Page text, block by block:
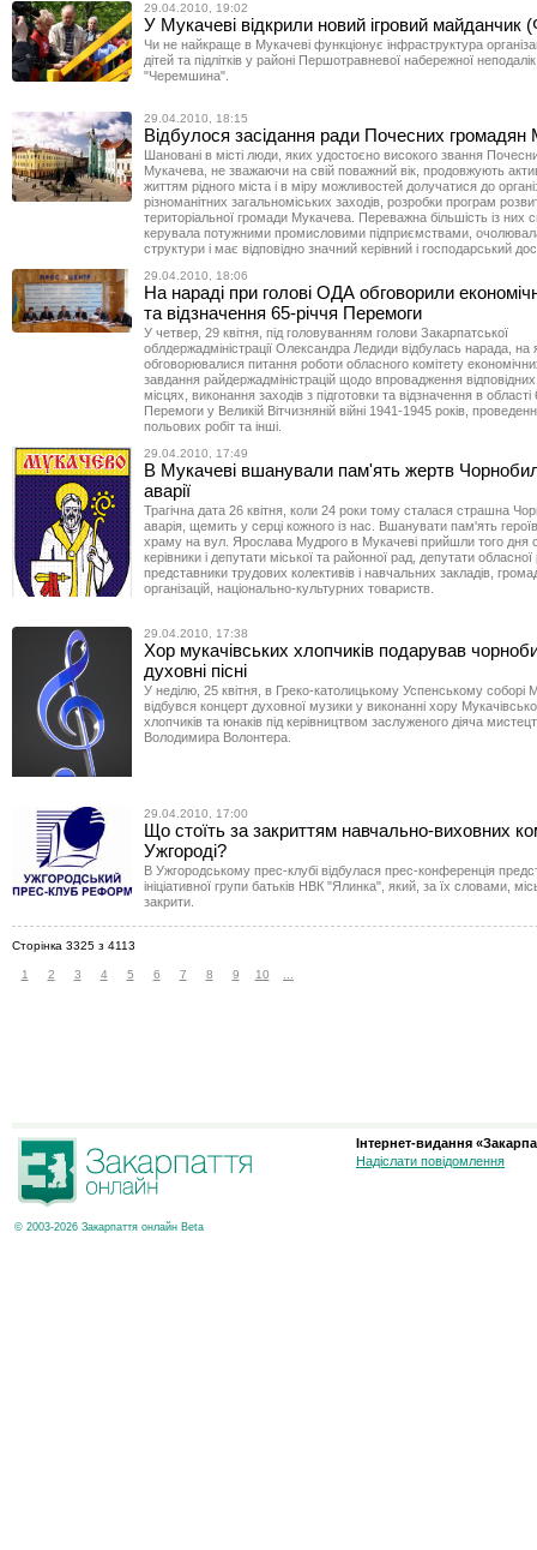
29.04.2010, 19:02
У Мукачеві відкрили новий ігровий
Чи не найкраще в Мукачеві функціонує інфраструктура
дітей та підлітків у районі Першотравневої набережної
"Черемшина".
29.04.2010, 18:15
Відбулося засідання ради Почесних громадян
Шановані в місті люди, яких удостоєно високого звання
Мукачева, не зважаючи на свій поважний вік, продовжують
життям рідного міста і в міру можливостей долучатися до
різноманітних загальноміських заходів, розробки програм
територіальної громади Мукачева. Переважна більшість із них
керувала потужними промисловими підприємствами, очолювала
структури і має відповідно значний керівний і господарський
29.04.2010, 18:06
На нараді при голові ОДА обговорили
та відзначення 65-річчя Перемоги
У четвер, 29 квітня, під головуванням голови Закарпатської
облдержадміністрації Олександра Ледиди відбулась нарада, на
обговорювалися питання роботи обласного комітету
завдання райдержадміністрацій щодо впровадження
місцях, виконання заходів з підготовки та відзначення в області
Перемоги у Великій Вітчизняній війні 1941-1945 років,
польових робіт та інші.
29.04.2010, 17:49
В Мукачеві вшанували пам'ять жертв
аварії
Трагічна дата 26 квітня, коли 24 роки тому сталася страшна
аварія, щемить у серці кожного із нас. Вшанувати пам'ять
храму на вул. Ярослава Мудрого в Мукачеві прийшли того дня
керівники і депутати міської та районної рад, депутати
представники трудових колективів і навчальних закладів,
організацій, національно-культурних товариств.
29.04.2010, 17:38
Хор мукачівських хлопчиків подарував
духовні пісні
У неділю, 25 квітня, в Греко-католицькому Успенському соборі
відбувся концерт духовної музики у виконанні хору
хлопчиків та юнаків під керівництвом заслуженого діяча
Володимира Волонтера.
29.04.2010, 17:00
Що стоїть за закриттям навчально-виховних
Ужгороді?
В Ужгородському прес-клубі відбулася прес-конференція
ініціативної групи батьків НВК "Ялинка", який, за їх словами,
закрити.
Сторінка 3325 з 4113
1 2 3 4 5 6 7 8 9 10
© 2003-2026 Закарпаття онлайн Beta
Інтернет-видання
Надіслати повідомлення